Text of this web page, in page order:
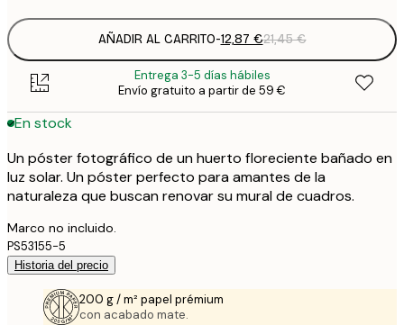
AÑADIR AL CARRITO-12,87 €21,45 €
Entrega 3-5 días hábiles
Envío gratuito a partir de 59 €
En stock
Un póster fotográfico de un huerto floreciente bañado en
luz solar. Un póster perfecto para amantes de la
naturaleza que buscan renovar su mural de cuadros.
Marco no incluido.
PS53155-5
Historia del precio
200 g / m² papel prémium
con acabado mate.